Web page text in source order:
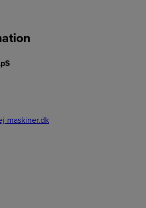
maskiner.dk